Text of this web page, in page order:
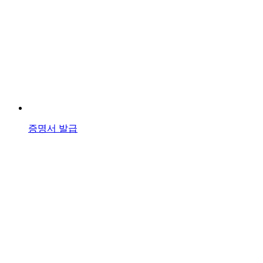
증명서 발급